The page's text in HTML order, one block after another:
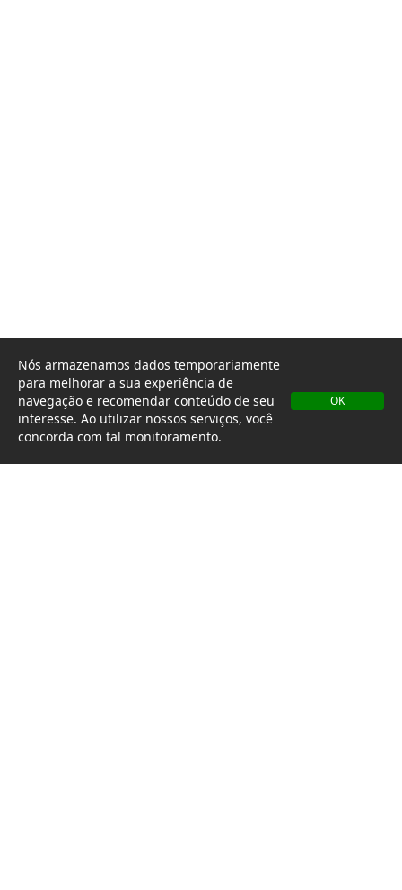
Nós armazenamos dados temporariamente
para melhorar a sua experiência de
navegação e recomendar conteúdo de seu
interesse. Ao utilizar nossos serviços, você
concorda com tal monitoramento.
OK